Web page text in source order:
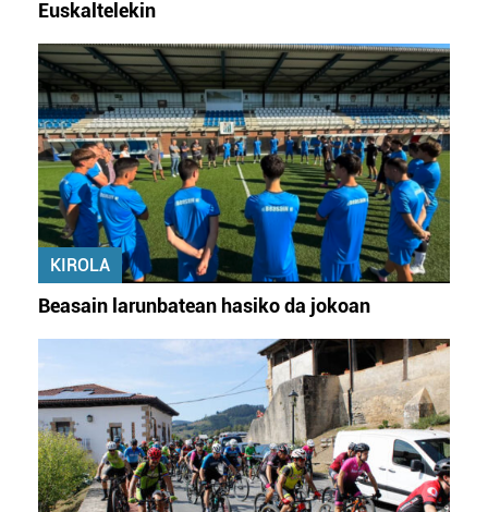
Euskaltelekin
KIROLA
Beasain larunbatean hasiko da jokoan